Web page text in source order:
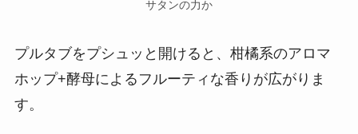
サタンの力か
プルタブをプシュッと開けると、柑橘系のアロマ
ホップ+酵母によるフルーティな香りが広がりま
す。